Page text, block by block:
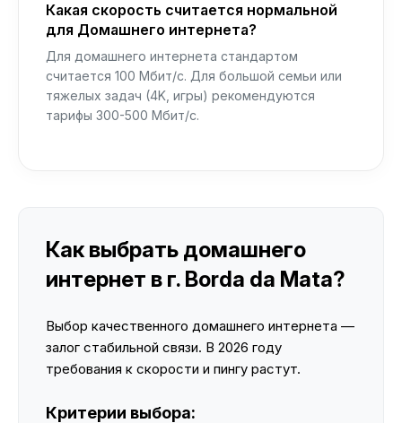
Какая скорость считается нормальной
для Домашнего интернета?
Для домашнего интернета стандартом
считается 100 Мбит/с. Для большой семьи или
тяжелых задач (4K, игры) рекомендуются
тарифы 300-500 Мбит/с.
Как выбрать домашнего
интернет в г. Borda da Mata?
Выбор качественного домашнего интернета —
залог стабильной связи. В 2026 году
требования к скорости и пингу растут.
Критерии выбора: